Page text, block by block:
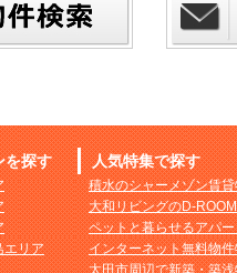
を探す
エリア
人気特集で探す
積水のシャーメゾン賃
大和リビングのD-
ペットと暮らせるアパ
インターネット無料物
太田市周辺で新築・築